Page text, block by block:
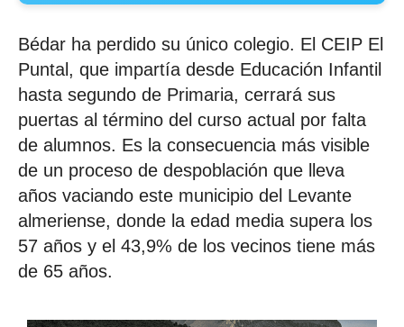
Bédar ha perdido su único colegio. El CEIP El
Puntal, que impartía desde Educación Infantil
hasta segundo de Primaria, cerrará sus
puertas al término del curso actual por falta
de alumnos. Es la consecuencia más visible
de un proceso de despoblación que lleva
años vaciando este municipio del Levante
almeriense, donde la edad media supera los
57 años y el 43,9% de los vecinos tiene más
de 65 años.